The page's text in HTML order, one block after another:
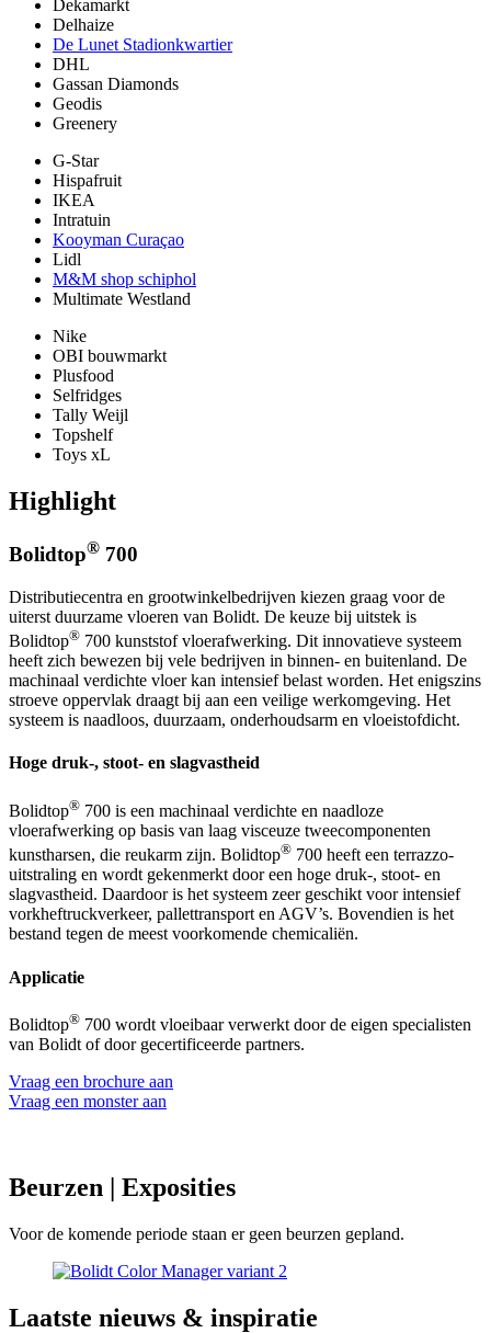
Dekamarkt
Delhaize
De Lunet Stadionkwartier
DHL
Gassan Diamonds
Geodis
Greenery
G-Star
Hispafruit
IKEA
Intratuin
Kooyman Curaçao
Lidl
M&M shop schiphol
Multimate Westland
Nike
OBI bouwmarkt
Plusfood
Selfridges
Tally Weijl
Topshelf
Toys xL
Highlight
Bolidtop® 700
Distributiecentra en grootwinkelbedrijven kiezen graag voor de
uiterst duurzame vloeren van Bolidt. De keuze bij uitstek is
Bolidtop® 700 kunststof vloerafwerking. Dit innovatieve systeem
heeft zich bewezen bij vele bedrijven in binnen- en buitenland. De
machinaal verdichte vloer kan intensief belast worden. Het enigszins
stroeve oppervlak draagt bij aan een veilige werkomgeving. Het
systeem is naadloos, duurzaam, onderhoudsarm en vloeistofdicht.
Hoge druk-, stoot- en slagvastheid
Bolidtop® 700 is een machinaal verdichte en naadloze
vloerafwerking op basis van laag visceuze tweecomponenten
kunstharsen, die reukarm zijn. Bolidtop® 700 heeft een terrazzo-
uitstraling en wordt gekenmerkt door een hoge druk-, stoot- en
slagvastheid. Daardoor is het systeem zeer geschikt voor intensief
vorkheftruckverkeer, pallettransport en AGV’s. Bovendien is het
bestand tegen de meest voorkomende chemicaliën.
Applicatie
Bolidtop® 700 wordt vloeibaar verwerkt door de eigen specialisten
van Bolidt of door gecertificeerde partners.
Vraag een brochure aan
Vraag een monster aan
Beurzen | Exposities
Voor de komende periode staan er geen beurzen gepland.
Laatste nieuws & inspiratie